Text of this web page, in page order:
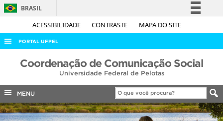
ACESSIBILIDADE CONTRASTE MAPA DO SITE
BRASIL
Simplifique!
Acesso à informação
Legislação
Canais
PORTAL UFPEL
ACESSO À INFORMAÇÃO
COBALTO
CONCURSOS
Coordenação de Comunicação Social
Universidade Federal de Pelotas
MENU